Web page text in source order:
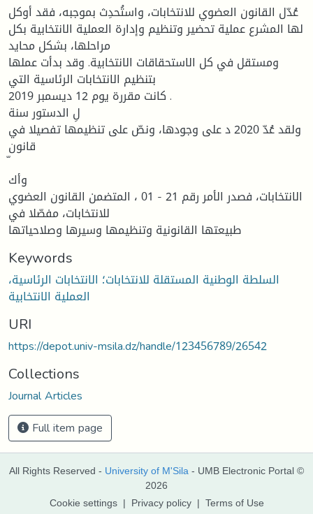
عُدّل القانون العضوي للانتخابات، واستُحدِث بموجبه، فقد أوكل
لها المشرع عملية تحضير وتنظيم وإدارة العملية الانتخابية بكل
مراحلها، بشكل محايد
ومستقل في كل الاستحقاقات الانتخابية. وقد بدأت عملها
بتنظيم الانتخابات الرئاسية التي
كانت مقررة يوم 12 ديسمبر 2019 .
لِ الدستور سنة
ولقد عُدّ 2020 د على وجودها، ونصّ على تنظيمها تفصيلا في
قانون
وأك
الانتخابات، فصدر الأمر رقم 21 - 01 ، المتضمن القانون العضوي
للانتخابات، مفصّلا في
طبيعتها القانونية وتنظيمها وسيرها وصلاحياتها
Keywords
السلطة الوطنية المستقلة للانتخابات؛ الانتخابات الرئاسية،
العملية الانتخابية
URI
https://depot.univ-msila.dz/handle/123456789/26542
Collections
Journal Articles
Full item page
All Rights Reserved - University of M'Sila - UMB Electronic Portal ©
2026
Cookie settings | Privacy policy | Terms of Use